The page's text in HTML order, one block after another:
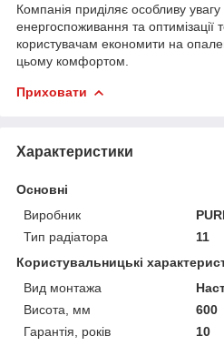
Компанія приділяє особливу
енергоспоживання та оптимізації
користувачам економити на
цьому комфортом.
Приховати
Характеристики
Основні
Виробник
Тип радіатора
11
Користувальницькі
Вид монтажа
Висота, мм
600
Гарантія, років
10